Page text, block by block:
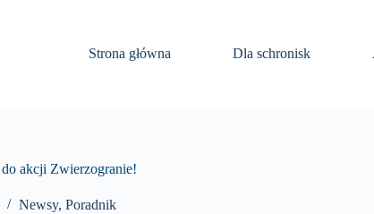
Strona główna
Dla schronisk
do akcji Zwierzogranie!
Newsy, Poradnik